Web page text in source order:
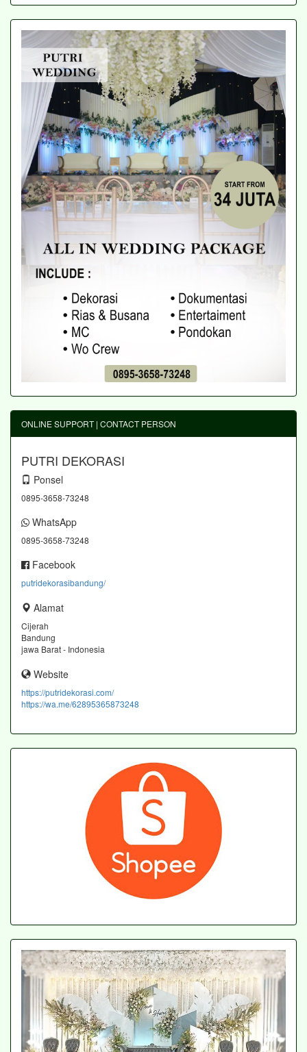
ONLINE SUPPORT | CONTACT PERSON
PUTRI DEKORASI
Ponsel
0895-3658-73248
WhatsApp
0895-3658-73248
Facebook
putridekorasibandung/
Alamat
Cijerah
Bandung
jawa Barat - Indonesia
Website
https://putridekorasi.com/
https://wa.me/62895365873248